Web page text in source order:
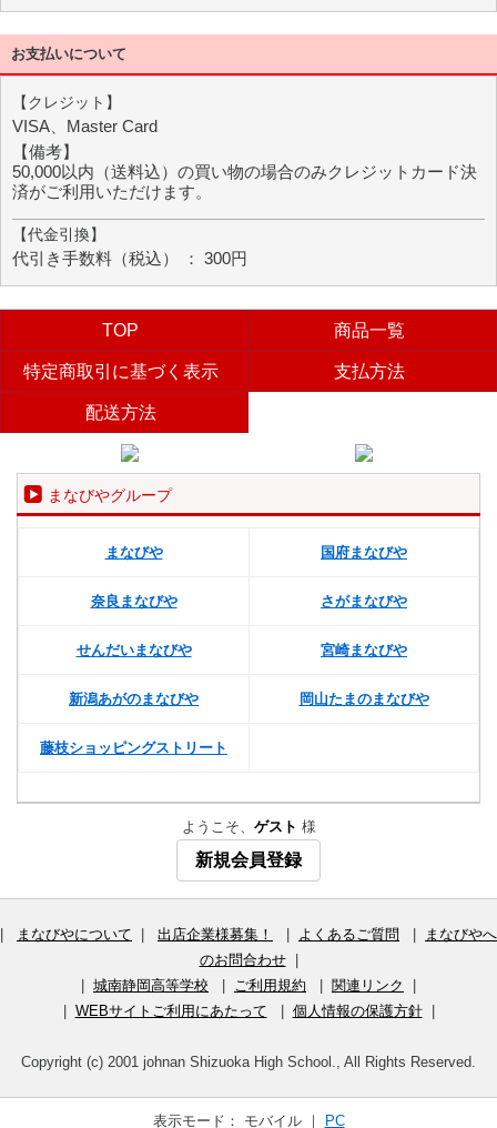
お支払いについて
【クレジット】
VISA、Master Card
【備考】
50,000以内（送料込）の買い物の場合のみクレジットカード決
済がご利用いただけます。
【代金引換】
代引き手数料（税込） ： 300円
TOP 商品一覧
特定商取引に基づく表示 支払方法
配送方法
まなびやグループ
まなびや 国府まなびや
奈良まなびや さがまなびや
せんだいまなびや 宮崎まなびや
新潟あがのまなびや 岡山たまのまなびや
藤枝ショッピングストリート
ようこそ、 ゲスト 様
新規会員登録
まなびやについて 出店企業様募集！ よくあるご質問
まなびやへ
のお問合わせ|
城南静岡高等学校 ご利用規約 関連リンク
WEBサイトご利用にあたって 個人情報の保護方針|
Copyright (c) 2001 johnan Shizuoka High School., All Rights Reserved.
表示モード： モバイル ｜ PC